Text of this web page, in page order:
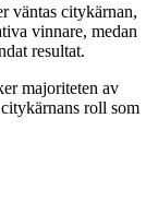
väntas citykärnan,
vinnare, medan
resultat.
majoriteten av
roll som